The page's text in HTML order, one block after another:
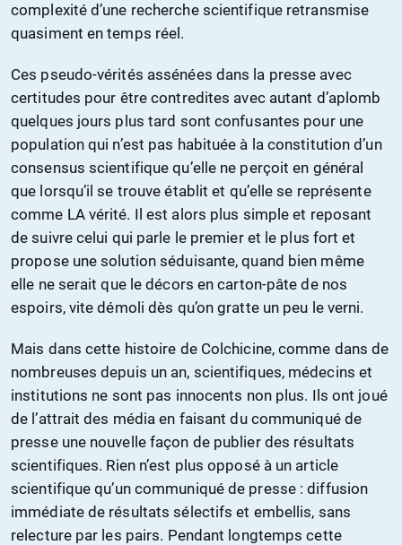
complexité d’une recherche scientifique retransmise
quasiment en temps réel.
Ces pseudo-vérités assénées dans la presse avec
certitudes pour être contredites avec autant d’aplomb
quelques jours plus tard sont confusantes pour une
population qui n’est pas habituée à la constitution d’un
consensus scientifique qu’elle ne perçoit en général
que lorsqu’il se trouve établit et qu’elle se représente
comme LA vérité. Il est alors plus simple et reposant
de suivre celui qui parle le premier et le plus fort et
propose une solution séduisante, quand bien même
elle ne serait que le décors en carton-pâte de nos
espoirs, vite démoli dès qu’on gratte un peu le verni.
Mais dans cette histoire de Colchicine, comme dans de
nombreuses depuis un an, scientifiques, médecins et
institutions ne sont pas innocents non plus. Ils ont joué
de l’attrait des média en faisant du communiqué de
presse une nouvelle façon de publier des résultats
scientifiques. Rien n’est plus opposé à un article
scientifique qu’un communiqué de presse : diffusion
immédiate de résultats sélectifs et embellis, sans
relecture par les pairs. Pendant longtemps cette